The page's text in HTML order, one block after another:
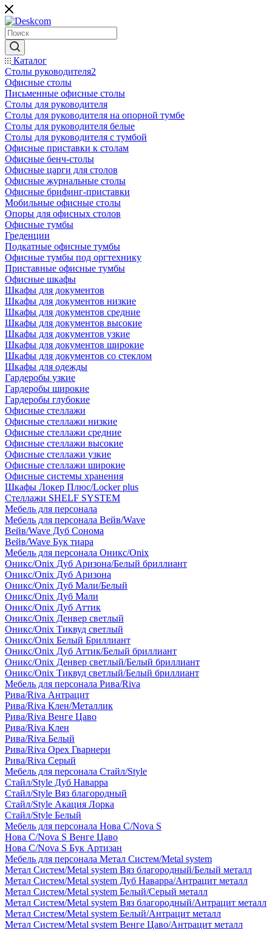
Каталог
Столы руководителя2
Офисные столы
Письменные офисные столы
Столы для руководителя
Столы для руководителя на опорной тумбе
Столы для руководителя белые
Столы для руководителя с тумбой
Офисные приставки к столам
Офисные бенч-столы
Офисные царги для столов
Офисные журнальные столы
Офисные брифинг-приставки
Мобильные офисные столы
Опоры для офисных столов
Офисные тумбы
Греденции
Подкатные офисные тумбы
Офисные тумбы под оргтехнику
Приставные офисные тумбы
Офисные шкафы
Шкафы для документов
Шкафы для документов низкие
Шкафы для документов средние
Шкафы для документов высокие
Шкафы для документов узкие
Шкафы для документов широкие
Шкафы для документов со стеклом
Шкафы для одежды
Гардеробы узкие
Гардеробы широкие
Гардеробы глубокие
Офисные стеллажи
Офисные стеллажи низкие
Офисные стеллажи средние
Офисные стеллажи высокие
Офисные стеллажи узкие
Офисные стеллажи широкие
Офисные системы хранения
Шкафы Локер Плюс/Locker plus
Стеллажи SHELF SYSTEM
Мебель для персонала
Мебель для персонала Вейв/Wave
Вейв/Wave Дуб Сонома
Вейв/Wave Бук тиара
Мебель для персонала Оникс/Onix
Оникс/Onix Дуб Аризона/Белый бриллиант
Оникс/Onix Дуб Аризона
Оникс/Onix Дуб Мали/Белый
Оникс/Onix Дуб Мали
Оникс/Onix Дуб Аттик
Оникс/Onix Денвер светлый
Оникс/Onix Тиквуд светлый
Оникс/Onix Белый Бриллиант
Оникс/Onix Дуб Аттик/Белый бриллиант
Оникс/Onix Денвер светлый/Белый бриллиант
Оникс/Onix Тиквуд светлый/Белый бриллиант
Мебель для персонала Рива/Riva
Рива/Riva Антрацит
Рива/Riva Клен/Металлик
Рива/Riva Венге Цаво
Рива/Riva Клен
Рива/Riva Белый
Рива/Riva Орех Гварнери
Рива/Riva Серый
Мебель для персонала Стайл/Style
Стайл/Style Дуб Наварра
Стайл/Style Вяз благородный
Стайл/Style Акация Лорка
Стайл/Style Белый
Мебель для персонала Нова С/Nova S
Нова С/Nova S Венге Цаво
Нова С/Nova S Бук Артизан
Мебель для персонала Метал Систем/Metal system
Метал Систем/Metal system Вяз благородный/Белый металл
Метал Систем/Metal system Дуб Наварра/Антрацит металл
Метал Систем/Metal system Белый/Серый металл
Метал Систем/Metal system Вяз благородный/Антрацит металл
Метал Систем/Metal system Белый/Антрацит металл
Метал Систем/Metal system Венге Цаво/Антрацит металл